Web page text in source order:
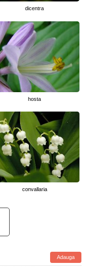
dicentra
hosta
convallaria
Adauga